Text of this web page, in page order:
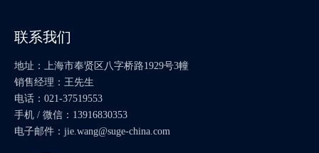
ZF 外离合器盘 1024 302 050
产品分类
联系我们
地址：上海市奉贤区八字桥路1929号3幢
销售经理：王先生
电话：021-37519553
手机 / 微信：13916830353
电子邮件： jie.wang@suge-china.com